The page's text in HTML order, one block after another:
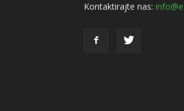
Kontaktirajte nas: